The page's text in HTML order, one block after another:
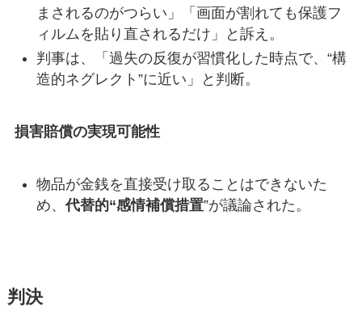
まされるのがつらい」「画面が割れても保護フ
ィルムを貼り直されるだけ」と訴え。
判事は、「過失の反復が習慣化した時点で、“構
造的ネグレクト”に近い」と判断。
損害賠償の実現可能性
物品が金銭を直接受け取ることはできないた
め、 代替的“感情補償措置”が議論された。
判決